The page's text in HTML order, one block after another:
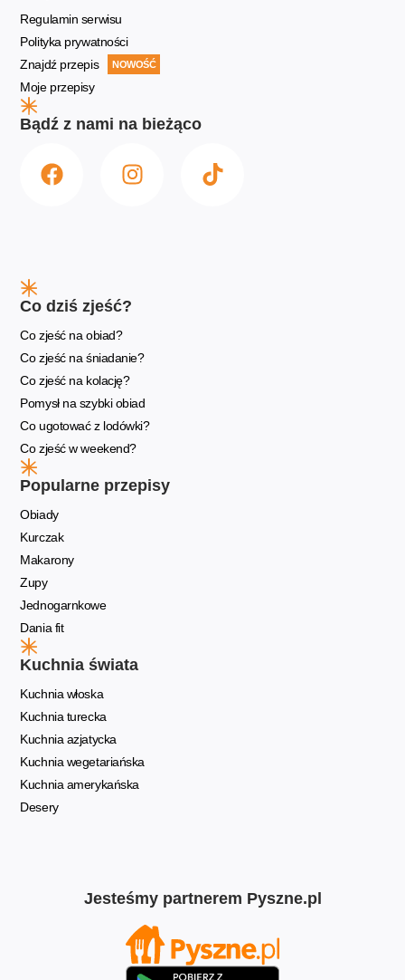
Regulamin serwisu
Polityka prywatności
Znajdź przepis
NOWOŚĆ
Moje przepisy
Bądź z nami na bieżąco
Co dziś zjeść?
Co zjeść na obiad?
Co zjeść na śniadanie?
Co zjeść na kolację?
Pomysł na szybki obiad
Co ugotować z lodówki?
Co zjeść w weekend?
Popularne przepisy
Obiady
Kurczak
Makarony
Zupy
Jednogarnkowe
Dania fit
Kuchnia świata
Kuchnia włoska
Kuchnia turecka
Kuchnia azjatycka
Kuchnia wegetariańska
Kuchnia amerykańska
Desery
Jesteśmy partnerem Pyszne.pl